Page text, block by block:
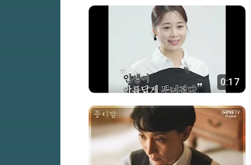
0:17